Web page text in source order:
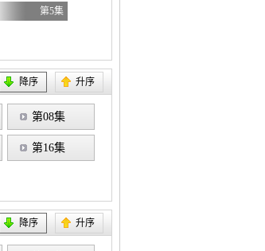
第5集
降序 升序
第08集
第16集
降序 升序